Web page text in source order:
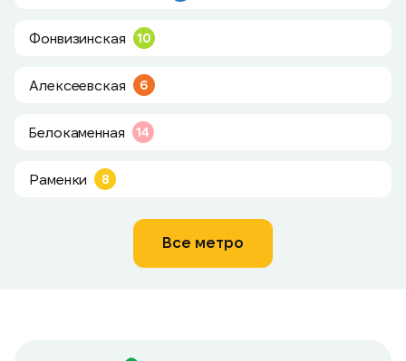
Фонвизинская 10
Алексеевская 6
Белокаменная 14
Раменки 8
Все метро